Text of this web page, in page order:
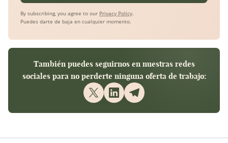
By subscribing, you agree to our Privacy Policy.
Puedes darte de baja en cualquier momento.
También puedes seguirnos en nuestras redes
sociales para no perderte ninguna oferta de trabajo: